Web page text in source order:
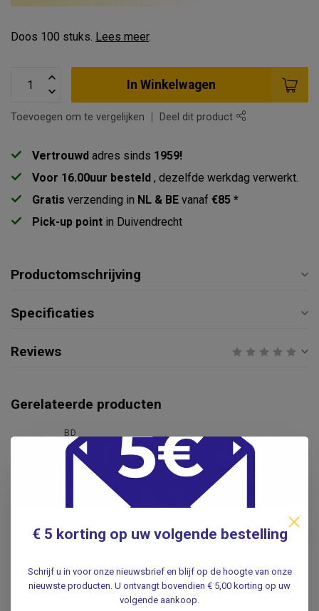
Doos 100 stuks. Lees meer.
In Winkelwagen
Toevoegen om te vergelijken Deel dit product
Vertrouwd adres sinds 1959!
Voor 16.00uur besteld , dezelfde werkdag verwerkt.
Gratis verzending in NL & BE vanaf €85 *
Pick-up point in Duivendrecht
Productomschrijving
Specificaties
Reviews
Gerelateerde producten
BD
BD Vacutainer Pronto
naaldhouders - 20 stuks
€39,50
BD Vacutainer® houders -
Eenmalig gebruik - 50 stuks
€5,95
€ 5 korting op uw volgende bestelling
Schrijf u in voor onze nieuwsbrief en blijf op de hoogte van onze
nieuwste producten. U ontvangt bovendien € 5,00 korting op uw
volgende aankoop.